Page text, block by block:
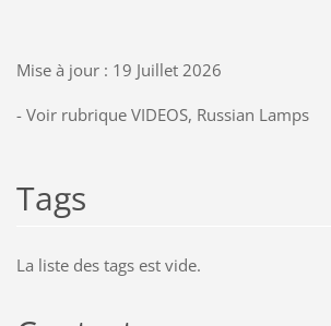
Mise à jour : 19 Juillet 2026
- Voir rubrique VIDEOS, Russian Lamps
Tags
La liste des tags est vide.